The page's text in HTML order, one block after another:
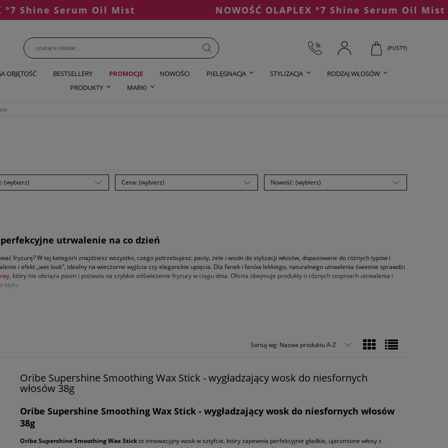
Serum Oil Mist NOWOŚĆ OLAPLEX °7 Shine Serum Oil Mist
(PUSTY)
OBJĘTOŚĆ BESTSELLERY PROMOCJE NOWOŚCI PIELĘGNACJA STYLIZACJA
RODZAJ WŁOSÓW
PRODUKTY
MARKI
(wybierz) Cena: (wybierz) Nowość: (wybierz)
utrwalenie na co dzień
fryzurę? W tej kategorii znajdziesz wszystko, czego potrzebujesz: pasty, żele i woski do stylizacji włosów, dopasowane do różnych typów i
i efekt „wet look”, idealny na wieczorne wyjścia czy eleganckie upięcia. Dla fanek i fanów lekkiego, naturalnego utrwalenia świetnie sprawdzi
, który nie obciąża pasm i pozwala na szybkie odświeżenie fryzury w ciągu dnia. Oferta obejmuje produkty o różnych stopniach utrwalenia i
stylu.
najbardziej niesforne pasma. W naszym sklepie znajdziesz formuły przeznaczone zarówno do włosów prostych, jak i kręconych. Specjalny żel
lokom, jednocześnie nie sklejając pasm. Wypróbuj
i ochroni fryzurę przed wilgocią oraz utratą objętości.
włosów – kosmetyk, który nadaje fryzurze objętość i teksturę bez efektu obciążenia. Pasta do włosów matowa zapewnia modny efekt, idealny do
włosówNoberu of Sweden Matte Pomade Tobacco Vanilla
która nadaje włosom naturalny matowy wygląd, utrzymujący się na włosach przez
oraz elastyczna pasta do układania włosów, które pomagają zdefiniować skręt i utrzymać go przez cały dzień. Gdy potrzebujesz
półmatowej lub nabłyszczającej – niezastąpiony przy modelowaniu krótkich cięć, zaczesów do tyłu czy precyzyjnych fryzur męskich. Wosk do
w ciągu dnia i chroni pasma przed wysuszeniem. Dzięki szerokiemu wyborowi past, żeli i wosków z łatwością stworzysz fryzurę, która
Sortuj wg: Nazwa produktu A-Z
Oribe Supershine Smoothing Wax Stick - wygładzający wosk do niesfornych
włosów 38g
Oribe Supershine Smoothing Wax Stick - wygładzający wosk do niesfornych włosów
38g
Oribe Supershine Smoothing Wax Stickto innowacyjny wosk w sztyfcie, który zapewnia perfekcyjnie gładkie, ujarzmione włosy z